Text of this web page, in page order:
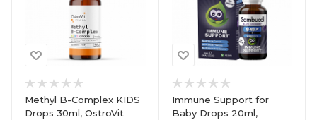
Methyl B-Complex KIDS
Drops 30ml, OstroVit
Immune Support for
Baby Drops 20ml,